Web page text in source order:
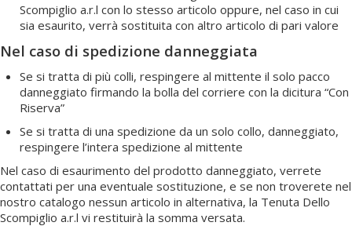
Scompiglio a.r.l con lo stesso articolo oppure, nel caso in cui
sia esaurito, verrà sostituita con altro articolo di pari valore
Nel caso di spedizione danneggiata
Se si tratta di più colli, respingere al mittente il solo pacco
danneggiato firmando la bolla del corriere con la dicitura “Con
Riserva”
Se si tratta di una spedizione da un solo collo, danneggiato,
respingere l’intera spedizione al mittente
Nel caso di esaurimento del prodotto danneggiato, verrete
contattati per una eventuale sostituzione, e se non troverete nel
nostro catalogo nessun articolo in alternativa, la Tenuta Dello
Scompiglio a.r.l vi restituirà la somma versata.